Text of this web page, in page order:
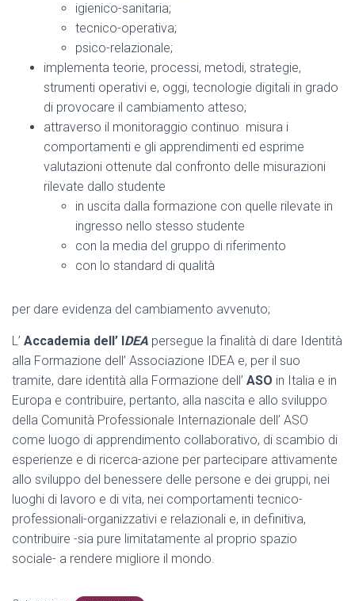
igienico-sanitaria;
tecnico-operativa;
psico-relazionale;
implementa teorie, processi, metodi, strategie,
strumenti operativi e, oggi, tecnologie digitali in grado
di provocare il cambiamento atteso;
attraverso il monitoraggio continuo misura i
comportamenti e gli apprendimenti ed esprime
valutazioni ottenute dal confronto delle misurazioni
rilevate dallo studente
in uscita dalla formazione con quelle rilevate in
ingresso nello stesso studente
con la media del gruppo di riferimento
con lo standard di qualità
per dare evidenza del cambiamento avvenuto;
L’ Accademia dell’ IDEA persegue la finalità di dare Identità
alla Formazione dell’ Associazione IDEA e, per il suo
tramite, dare identità alla Formazione dell’ ASO in Italia e in
Europa e contribuire, pertanto, alla nascita e allo sviluppo
della Comunità Professionale Internazionale dell’ ASO
come luogo di apprendimento collaborativo, di scambio di
esperienze e di ricerca-azione per partecipare attivamente
allo sviluppo del benessere delle persone e dei gruppi, nei
luoghi di lavoro e di vita, nei comportamenti tecnico-
professionali-organizzativi e relazionali e, in definitiva,
contribuire -sia pure limitatamente al proprio spazio
sociale- a rendere migliore il mondo.